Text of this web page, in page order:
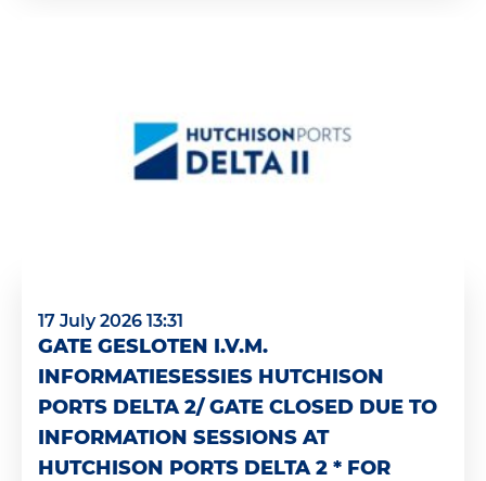
17 July 2026 13:31
GATE GESLOTEN I.V.M.
INFORMATIESESSIES HUTCHISON
PORTS DELTA 2/ GATE CLOSED DUE TO
INFORMATION SESSIONS AT
HUTCHISON PORTS DELTA 2 * FOR